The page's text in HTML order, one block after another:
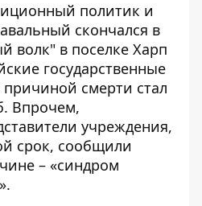
политик и
скончался в
волк" в поселке Харп
государственные
смерти стал
Впрочем,
учреждения,
срок, сообщили
– «синдром